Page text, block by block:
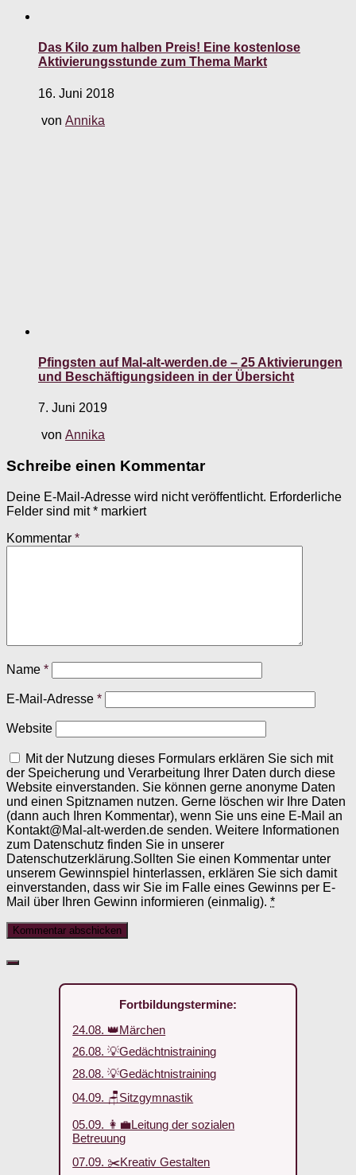
Das Kilo zum halben Preis! Eine kostenlose
Aktivierungsstunde zum Thema Markt
16. Juni 2018
von Annika
Pfingsten auf Mal-alt-werden.de – 25 Aktivierungen
und Beschäftigungsideen in der Übersicht
7. Juni 2019
von Annika
Schreibe einen Kommentar
Deine E-Mail-Adresse wird nicht veröffentlicht. Erforderliche
Felder sind mit* markiert
Kommentar *
Name *
E-Mail-Adresse *
Website
Mit der Nutzung dieses Formulars erklären Sie sich mit
der Speicherung und Verarbeitung Ihrer Daten durch diese
Website einverstanden. Sie können gerne anonyme Daten
und einen Spitznamen nutzen. Gerne löschen wir Ihre Daten
(dann auch Ihren Kommentar), wenn Sie uns eine E-Mail an
Kontakt@Mal-alt-werden.de senden. Weitere Informationen
zum Datenschutz finden Sie in unserer
Datenschutzerklärung.Sollten Sie einen Kommentar unter
unserem Gewinnspiel hinterlassen, erklären Sie sich damit
einverstanden, dass wir Sie im Falle eines Gewinns per E-
Mail über Ihren Gewinn informieren (einmalig). *
Fortbildungstermine:
24.08. 👑Märchen
26.08. 💡Gedächtnistraining
28.08. 💡Gedächtnistraining
04.09. 🪑Sitzgymnastik
05.09. 👩‍💼Leitung der sozialen
Betreuung
07.09. ✂️Kreativ Gestalten